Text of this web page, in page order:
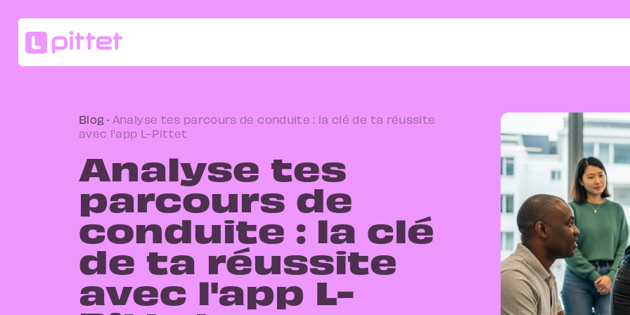
Blog · Analyse tes parcours de conduite : la clé de ta réussite
avec l'app L-Pittet
Analyse tes
parcours de
conduite : la clé
de ta réussite
avec l'app L-